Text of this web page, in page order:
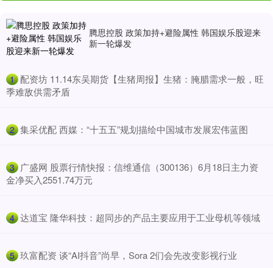
腾思控股 政策加持+避险属性 韩国娱乐股迎来
新一轮爆发
1 ​配资坊 11.14东吴期货【生猪周报】生猪：腌腊需求一般，旺
季难敌供需矛盾
2 ​集采优配 西媒：“十五五”规划描绘中国城市发展宏伟蓝图
3 ​广盛网 股票行情快报：信维通信（300136）6月18日主力资
金净买入2551.74万元
4 ​达道宝 隆华科技：超同步的产品主要应用于工业母机等领域
5 ​玖富配资 谈“AI抖音”尚早，Sora 2们会先改变影视行业